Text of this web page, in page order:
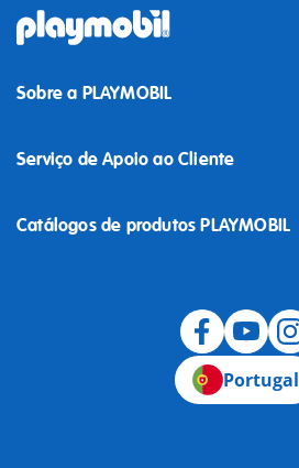
Sobre a PLAYMOBIL
Serviço de Apoio ao Cliente
Catálogos de produtos PLAYMOBIL
Portugal